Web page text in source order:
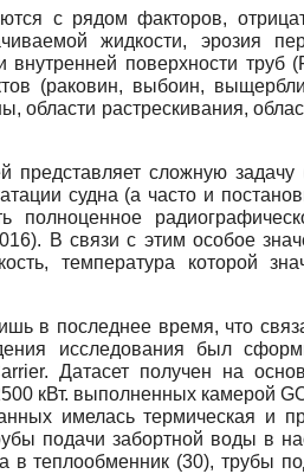
с рядом факторов,
жидкости, эрозия
поверхности труб
(раковин, выбоин,
растрескивания,
представляет сложную
судна (а часто и
В связи с этим особое
температура которой
в последнее время, что
исследования был
Датасет получен на
кВт. выполненных камерой
имелась термическая и
подачи забортной воды в
теплообменник (30), трубы